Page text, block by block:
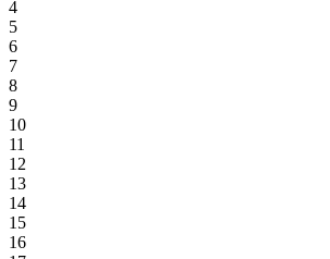
4
5
6
7
8
9
10
11
12
13
14
15
16